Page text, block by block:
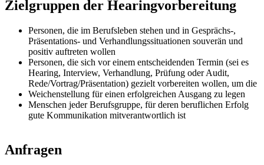
Zielgruppen der Hearingvorbereitung
Personen, die im Berufsleben stehen und in Gesprächs-,
Präsentations- und Verhandlungssituationen souverän und
positiv auftreten wollen
Personen, die sich vor einem entscheidenden Termin (sei es
Hearing, Interview, Verhandlung, Prüfung oder Audit,
Rede/Vortrag/Präsentation) gezielt vorbereiten wollen, um die
Weichenstellung für einen erfolgreichen Ausgang zu legen
Menschen jeder Berufsgruppe, für deren beruflichen Erfolg
gute Kommunikation mitverantwortlich ist
Anfragen